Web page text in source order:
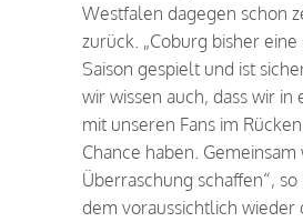
Westfalen dagegen schon
zurück. „Coburg bisher eine
Saison gespielt und ist
wir wissen auch, dass wir in
mit unseren Fans im
Chance haben.
Überraschung schaffen“,
dem voraussichtlich